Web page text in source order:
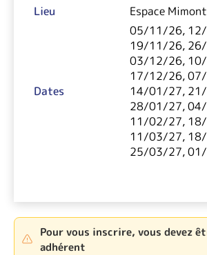
Lieu
Espace Mimont
Dates
05/11/26,
19/11/26,
03/12/26,
17/12/26,
14/01/27,
28/01/27,
11/02/27,
11/03/27,
25/03/27,
Pour vous inscrire, vous devez
adhérent